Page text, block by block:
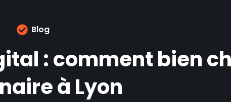
Blog
: comment bien
à Lyon